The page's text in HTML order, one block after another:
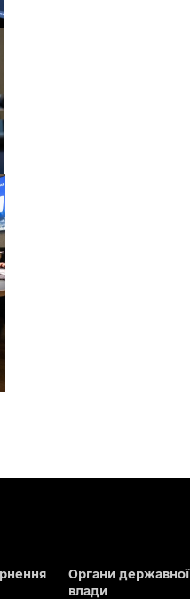
Органи державної
влади